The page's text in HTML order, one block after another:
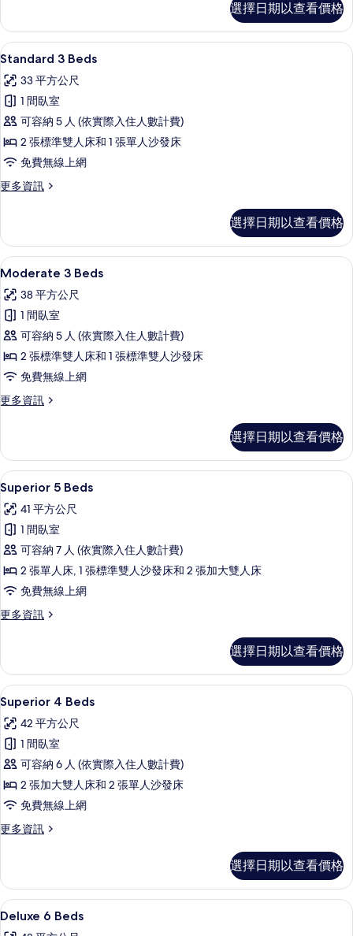
有
相
片
的
詳
情
選擇日期以查看價格
顯
示
Standard
3
Beds
的
所
有
Standard 3 Beds | 遮光布/窗簾、免費
8
Standard 3 Beds
33 平方公尺
1 間臥室
可容納 5 人 (依實際入住人數計費)
2 張標準雙人床和 1 張單人沙發床
免費無線上網
更多資訊
更
Beds
的
詳
選擇日期以查看價格
顯
示
Moderate
3
Beds
的
所
有
Moderate 3 Beds | 遮光布/窗簾、免
7
Moderate 3 Beds
38 平方公尺
1 間臥室
可容納 5 人 (依實際入住人數計費)
2 張標準雙人床和 1 張標準雙人沙發床
免費無線上網
更多資訊
更
Beds
的
詳
選擇日期以查看價格
顯
示
Superior
5
Beds
的
所
有
Superior 5 Beds | 遮光布/窗簾、免費
8
Superior 5 Beds
41 平方公尺
1 間臥室
可容納 7 人 (依實際入住人數計費)
2 張單人床, 1 張標準雙人沙發床和 2 張加大雙人床
免費無線上網
更多資訊
更
Beds
的
詳
選擇日期以查看價格
顯
示
Superior
4
Beds
的
所
有
Superior 4 Beds | 遮光布/窗簾、免費
9
Superior 4 Beds
42 平方公尺
1 間臥室
可容納 6 人 (依實際入住人數計費)
2 張加大雙人床和 2 張單人沙發床
免費無線上網
更多資訊
更
Beds
的
詳
選擇日期以查看價格
顯
示
Deluxe 6 Beds | 遮光布/窗簾、免費無
11
Deluxe 6 Beds